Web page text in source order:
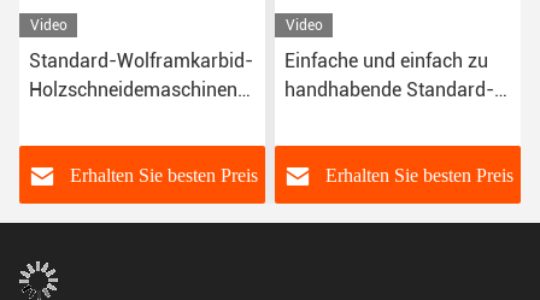
Video
Standard-Wolframkarbid-
Holzschneidemaschinen
Holzschneidegeräten
leicht zu handhaben
Erhalten Sie besten Preis
Video
Einfache und einfach zu
handhabende Standard-
Holzschneidmaschinen
für verschiedene Holze
Erhalten Sie besten Preis